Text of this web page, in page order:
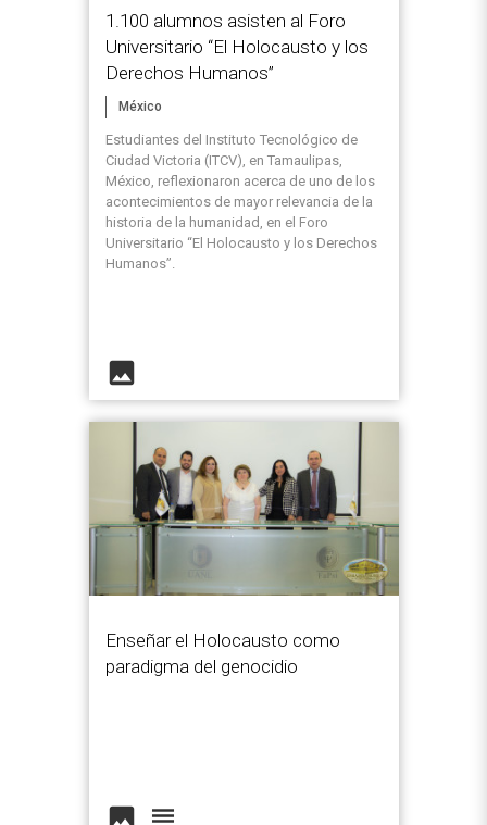
1.100 alumnos asisten al Foro
Universitario “El Holocausto y los
Derechos Humanos”
México
Estudiantes del Instituto Tecnológico de
Ciudad Victoria (ITCV), en Tamaulipas,
México, reflexionaron acerca de uno de los
acontecimientos de mayor relevancia de la
historia de la humanidad, en el Foro
Universitario “El Holocausto y los Derechos
Humanos”.
image
Enseñar el Holocausto como
paradigma del genocidio